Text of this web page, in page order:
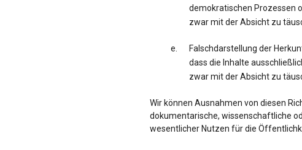
demokratischen Prozessen
zwar mit der Absicht zu
Falschdarstellung der
dass die Inhalte
zwar mit der Absicht zu
Wir können Ausnahmen von diesen
dokumentarische, wissenschaftliche
wesentlicher Nutzen für die